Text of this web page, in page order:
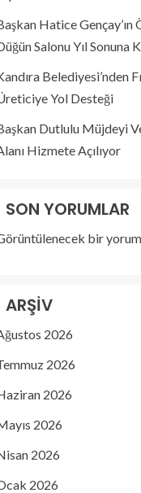
Hatice
Salonu Yıl Sonuna
Belediyesi’nden
Yol Desteği
Dutlulu Müjdeyi
Hizmete Açılıyor
SON YORUMLAR
bir
ARŞIV
2026
2026
2026
2026
2026
2026